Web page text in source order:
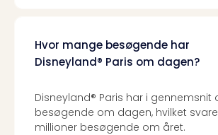
Hvor mange besøgende har
Disneyland® Paris om dagen?
Disneyland® Paris har i gennemsnit
besøgende om dagen, hvilket
millioner besøgende om året.